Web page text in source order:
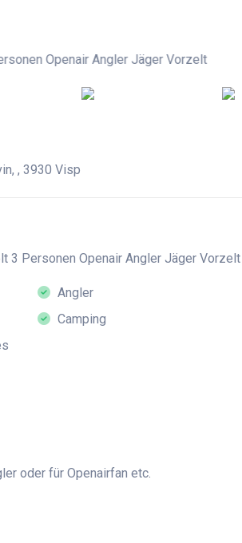
, 3930 Visp
3 Personen Openair Angler Jäger Vorzelt
Angler
Camping
oder für Openairfan etc.